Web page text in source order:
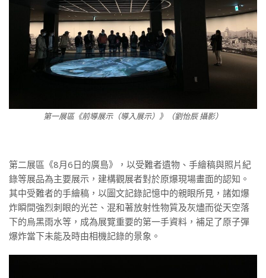
第一展區《前導展示（導入展示）》（劉怡辰 攝影）
第二展區《8月6日的廣島》，以受難者遺物、手繪稿與照片紀
錄等展品為主要展示，建構觀展者對於原爆現場畫面的認知。
其中受難者的手繪稿，以圖文記錄記憶中的親眼所見，諸如爆
炸瞬間強烈刺眼的光芒、混和著放射性物質及灰燼而從天空落
下的烏黑雨水等，成為展覽重要的第一手資料，補足了原子彈
爆炸當下未能及時由相機記錄的景象。